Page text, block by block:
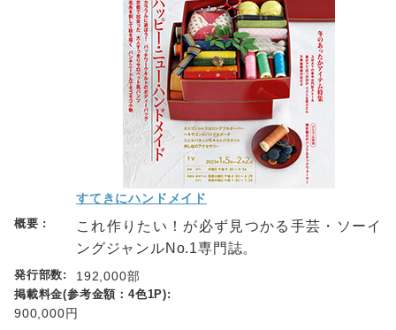
すてきにハンドメイド
これ作りたい！が必ず見つかる手芸・ソーイ
ングジャンルNo.1専門誌。
192,000部
900,000円